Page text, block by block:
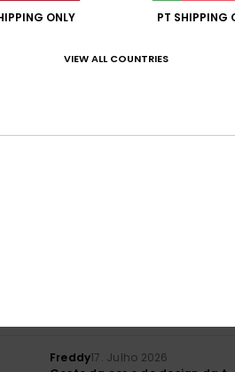
clientes
Freddy17. Julho 2026
ONLY PT SHIPPING
VIEW ALL COUNTRIES